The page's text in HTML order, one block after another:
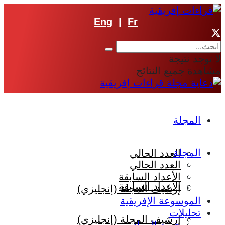
Eng Fr
لا توجد نتيجة
مشاهدة جميع النتائج
المجلة
العدد الحالي
الأعداد السابقة
إرشيف المجلة (إنجليزي)
المجلة
العدد الحالي
الأعداد السابقة
إرشيف المجلة (إنجليزي)
الموسوعة الإفريقية
تحليلات